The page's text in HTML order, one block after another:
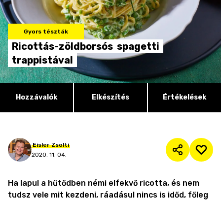
Gyors tészták
Ricottás-zöldborsós spagetti
trappistával
Hozzávalók Elkészítés Értékelések
Eisler Zsolti
2020. 11. 04.
Ha lapul a hűtődben némi elfekvő ricotta, és nem
tudsz vele mit kezdeni, ráadásul nincs is időd, főleg